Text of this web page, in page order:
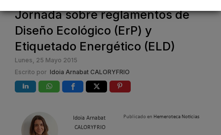
Jornada sobre reglamentos de
Diseño Ecológico (ErP) y
Etiquetado Energético (ELD)
Lunes, 25 Mayo 2015
Escrito por Idoia Arnabat CALORYFRIO
Idoia Arnabat
CALORYFRIO
Publicado en Hemeroteca Noticias